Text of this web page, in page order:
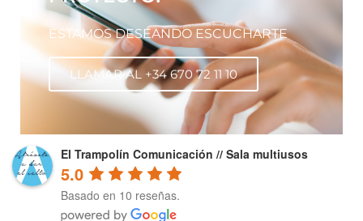
ESTAMOS DESEANDO ESCUCHARTE
LLAMAR AL +34 670 72 11 10
El Trampolín Comunicación // Sala multiusos
5.0
Basado en 10 reseñas.